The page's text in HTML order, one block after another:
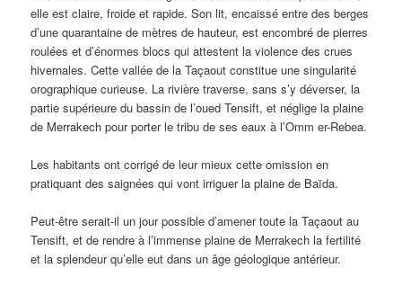
elle est claire, froide et rapide. Son lit, encaissé entre des berges
d’une quarantaine de mètres de hauteur, est encombré de pierres
roulées et d’énormes blocs qui attestent la violence des crues
hivernales. Cette vallée de la Taçaout constitue une singularité
orographique curieuse. La rivière traverse, sans s’y déverser, la
partie supérieure du bassin de l’oued Tensift, et néglige la plaine
de Merrakech pour porter le tribu de ses eaux à l’Omm er-Rebea.
Les habitants ont corrigé de leur mieux cette omission en
pratiquant des saignées qui vont irriguer la plaine de Baïda.
Peut-être serait-il un jour possible d’amener toute la Taçaout au
Tensift, et de rendre à l’immense plaine de Merrakech la fertilité
et la splendeur qu’elle eut dans un âge géologique antérieur.